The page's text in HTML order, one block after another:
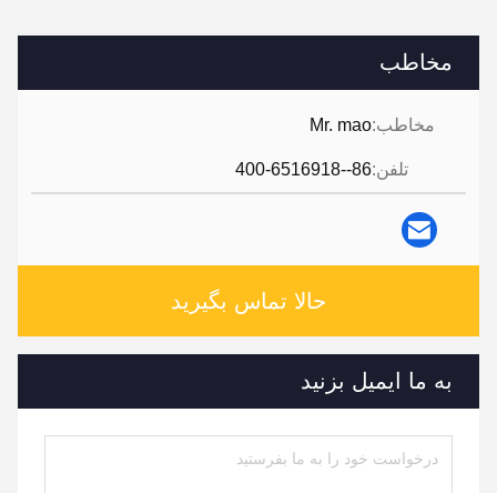
مخاطب
مخاطب:Mr. mao
تلفن:86--400-6516918
حالا تماس بگیرید
به ما ایمیل بزنید